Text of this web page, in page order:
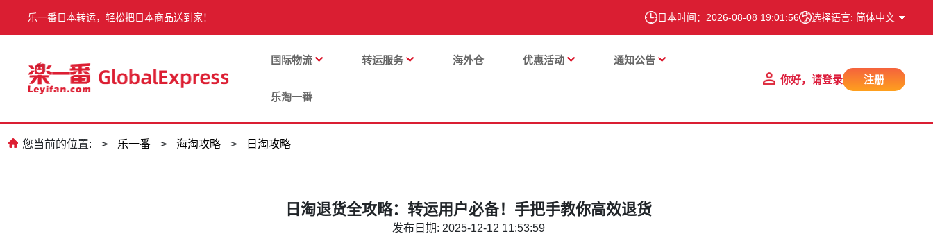
乐一番日本转运，轻松把日本商品送到家！ 日本时间： 2026-08-08 19:01:57 选择语言: 简体中文
国际物流 转运服务 海外仓 优惠活动 通知公告
乐淘一番
你好，请登录 注册
您当前的位置: > 乐一番 > 海淘攻略 > 日淘攻略
日淘退货全攻略：转运用户必备！手把手教你高效退货
发布日期: 2025-12-12 11:53:59